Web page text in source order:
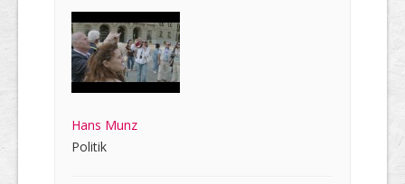
Hans Munz
Politik